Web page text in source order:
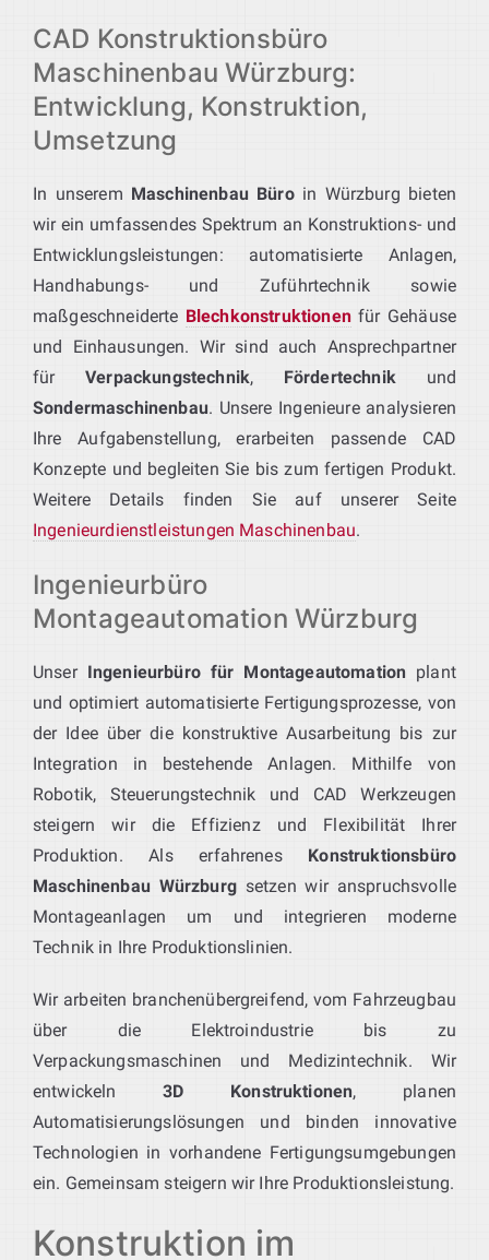
CAD Konstruktionsbüro
Maschinenbau Würzburg:
Entwicklung, Konstruktion,
Umsetzung
In unserem Maschinenbau Büroin Würzburg bieten
wir ein umfassendes Spektrum an Konstruktions- und
Entwicklungsleistungen: automatisierte Anlagen,
Handhabungs- und Zuführtechnik sowie
maßgeschneiderte Blechkonstruktionenfür Gehäuse
und Einhausungen. Wir sind auch Ansprechpartner
fürVerpackungstechnik, Fördertechnikund
Sondermaschinenbau. Unsere Ingenieure analysieren
Ihre Aufgabenstellung, erarbeiten passende CAD
Konzepte und begleiten Sie bis zum fertigen Produkt.
Weitere Details finden Sie auf unserer Seite
Ingenieurdienstleistungen Maschinenbau.
Ingenieurbüro
Montageautomation Würzburg
Unser Ingenieurbüro für Montageautomation plant
und optimiert automatisierte Fertigungsprozesse, von
der Idee über die konstruktive Ausarbeitung bis zur
Integration in bestehende Anlagen. Mithilfe von
Robotik, Steuerungstechnik und CAD Werkzeugen
steigern wir die Effizienz und Flexibilität Ihrer
Produktion. Als erfahrenes Konstruktionsbüro
Maschinenbau Würzburgsetzen wir anspruchsvolle
Montageanlagen um und integrieren moderne
Technik in Ihre Produktionslinien.
Wir arbeiten branchenübergreifend, vom Fahrzeugbau
über die Elektroindustrie bis zu
Verpackungsmaschinen und Medizintechnik. Wir
entwickeln3D Konstruktionen, planen
Automatisierungslösungen und binden innovative
Technologien in vorhandene Fertigungsumgebungen
ein. Gemeinsam steigern wir Ihre Produktionsleistung.
Konstruktion im